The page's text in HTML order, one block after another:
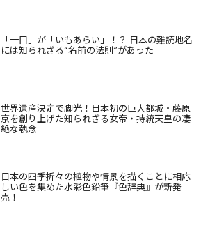
「一口」が「いもあらい」！？ 日本の難読地名
には知られざる“名前の法則”があった
世界遺産決定で脚光！日本初の巨大都城・藤原
京を創り上げた知られざる女帝・持統天皇の凄
絶な執念
日本の四季折々の植物や情景を描くことに相応
しい色を集めた水彩色鉛筆『色辞典』が新発
売！